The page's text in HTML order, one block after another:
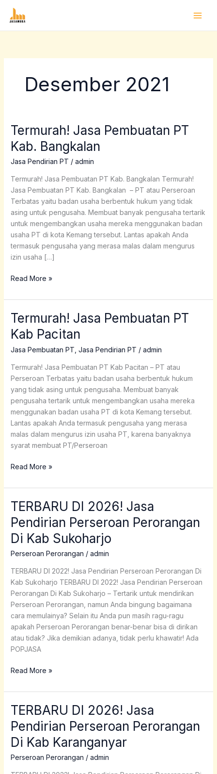
Desember 2021
Termurah! Jasa Pembuatan PT
Kab. Bangkalan
Jasa Pendirian PT / admin
Termurah! Jasa Pembuatan PT Kab. Bangkalan Termurah!
Jasa Pembuatan PT Kab. Bangkalan – PT atau Perseroan
Terbatas yaitu badan usaha berbentuk hukum yang tidak
asing untuk pengusaha. Membuat banyak pengusaha tertarik
untuk mengembangkan usaha mereka menggunakan badan
usaha PT di kota Kemang tersebut. Lantas apakah Anda
termasuk pengusaha yang merasa malas dalam mengurus
izin usaha […]
Termurah!
Pembuatan
PT
Bangkalan
Read More »
Termurah! Jasa Pembuatan PT
Kab Pacitan
Jasa Pembuatan PT Jasa Pendirian PT / admin
Termurah! Jasa Pembuatan PT Kab Pacitan – PT atau
Perseroan Terbatas yaitu badan usaha berbentuk hukum
yang tidak asing untuk pengusaha. Membuat banyak
pengusaha tertarik untuk mengembangkan usaha mereka
menggunakan badan usaha PT di kota Kemang tersebut.
Lantas apakah Anda termasuk pengusaha yang merasa
malas dalam mengurus izin usaha PT, karena banyaknya
syarat membuat PT/Perseroan
Termurah!
Pembuatan
PT
Pacitan
Read More »
TERBARU DI 2026! Jasa
Pendirian Perseroan Perorangan
Di Kab Sukoharjo
Perseroan Perorangan / admin
TERBARU DI 2022! Jasa Pendirian Perseroan Perorangan Di
Kab Sukoharjo TERBARU DI 2022! Jasa Pendirian Perseroan
Perorangan Di Kab Sukoharjo – Tertarik untuk mendirikan
Perseroan Perorangan, namun Anda bingung bagaimana
cara memulainya? Selain itu Anda pun masih ragu-ragu
apakah Perseroan Perorangan benar-benar bisa di dirikan
atau tidak? Jika demikian adanya, tidak perlu khawatir! Ada
POPJASA
TERBARU
2026!
Jasa
Perorangan
Di
Kab
Sukoharjo
Read More »
TERBARU DI 2026! Jasa
Pendirian Perseroan Perorangan
Di Kab Karanganyar
Perseroan Perorangan / admin
TERBARU
2026!
Jasa